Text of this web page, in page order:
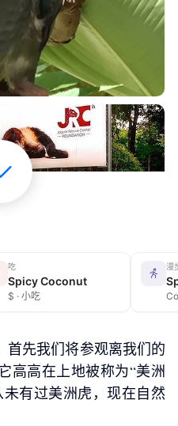
吃
Spicy Coconut
$ · 小吃
漫
首先我们将参观离我们的
高高在上地被称为“美洲
有过美洲虎，现在自然